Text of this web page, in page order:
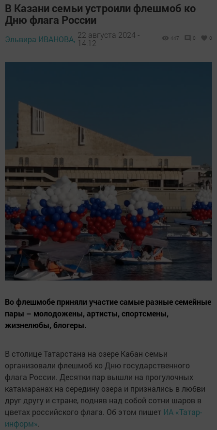
В Казани семьи устроили флешмоб ко
Дню флага России
Эльвира ИВАНОВА, 22 августа 2024 -
14:12
447 0 0
Во флешмобе приняли участие самые разные семейные
пары – молодожены, артисты, спортсмены,
жизнелюбы, блогеры.
В столице Татарстана на озере Кабан семьи
организовали флешмоб ко Дню государственного
флага России. Десятки пар вышли на прогулочных
катамаранах на середину озера и признались в любви
друг другу и стране, подняв над собой сотни шаров в
цветах российского флага. Об этом пишет ИА «Татар-
информ».